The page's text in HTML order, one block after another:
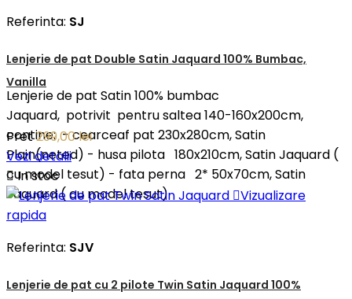
Referinta: SJ
Lenjerie de pat Double Satin Jaquard 100% Bumbac,
Vanilla
Lenjerie de pat Satin 100% bumbac
Jaquard, potrivit pentru saltea 140-160x200cm,
contine: - cearceaf pat 230x280cm, Satin
Plain(neted) - husa pilota 180x210cm, Satin Jaquard (
cu model tesut) - fata perna 2* 50x70cm, Satin
Jaquard ( cu model tesut)
Pret299,00 lei
Vezi detalii
In stoc
Vizualizare
rapida
Referinta: SJV
Lenjerie de pat cu 2 pilote Twin Satin Jaquard 100%